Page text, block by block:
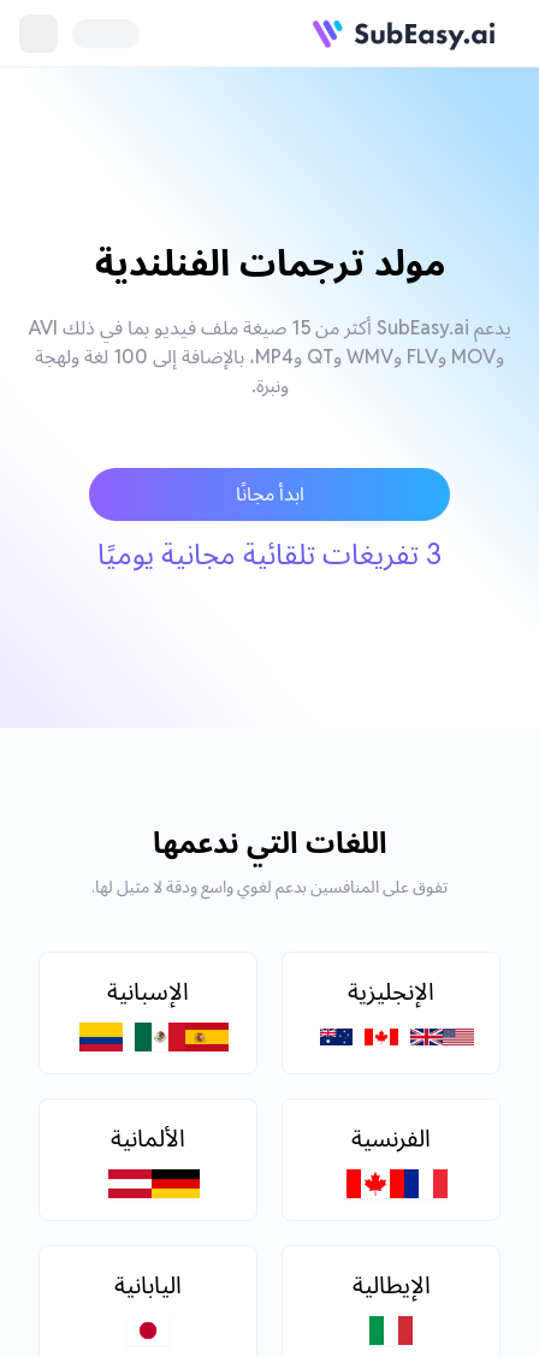
مولد ترجمات الفنلندية
يدعم SubEasy.ai أكثر من 15 صيغة ملف فيديو بما في ذلك AVI
وMOV وFLV وWMV وQT وMP4، بالإضافة إلى 100 لغة ولهجة
ونبرة.
ابدأ مجانًا
3 تفريغات تلقائية مجانية يوميًا
اللغات التي ندعمها
تفوق على المنافسين بدعم لغوي واسع ودقة لا مثيل لها.
الإنجليزية الإسبانية
الفرنسية الألمانية
الإيطالية اليابانية